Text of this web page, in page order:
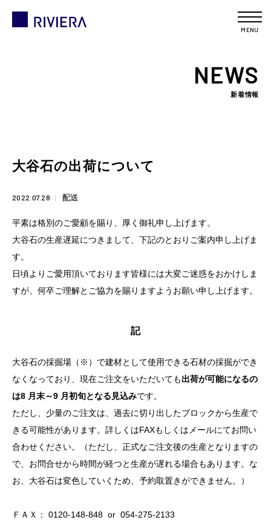
MENU
NEWS
新着情報
大谷石の出荷について
2022.07.28 配送
平素は格別のご愛顧を賜り、厚く御礼申し上げます。
大谷石の生産遅延につきまして、下記のとおりご案内申し上げま
す。
日頃よりご愛用頂いております皆様には大変ご迷惑をおかけしま
すが、何卒ご理解とご協力を賜りますようお願い申し上げます。
記
大谷石の採掘場（※）で建材として使用できる石材の採掘ができ
なくなっており、現在ご注文をいただいても出荷が可能になるの
は8 月末～9 月初旬となる見込みです。
ただし、少量のご注文は、過去に切り出したブロックから生産で
きる可能性があります。詳しくはFAXもしくはメールにてお問い
合わせください。（ただし、正式なご注文後の生産となりますの
で、お問合せから時間が経つと生産が遅れる場合もあります。な
お、大谷石は変色していくため、予約取置きができません。）
ＦＡＸ： 0120-148-848 or 054-275-2133